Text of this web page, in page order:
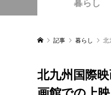
記事 暮らし 北
北九州国際